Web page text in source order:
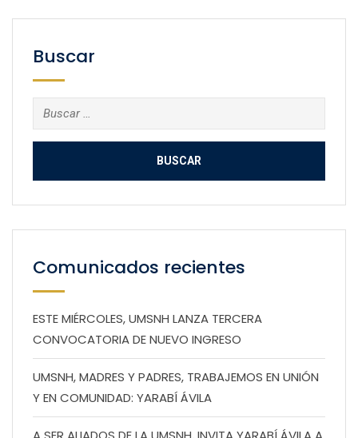
Buscar
Buscar:
Comunicados recientes
ESTE MIÉRCOLES, UMSNH LANZA TERCERA
CONVOCATORIA DE NUEVO INGRESO
UMSNH, MADRES Y PADRES, TRABAJEMOS EN UNIÓN
Y EN COMUNIDAD: YARABÍ ÁVILA